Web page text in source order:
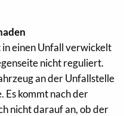
einen Unfall verwickelt
nicht reguliert.
an der Unfallstelle
Es kommt nach der
nicht darauf an, ob der